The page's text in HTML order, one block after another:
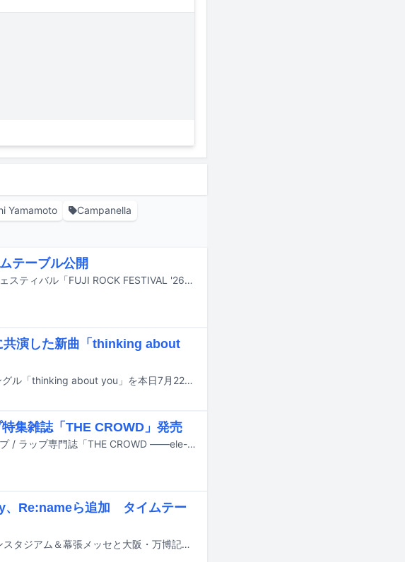
Yamamoto
Campanella
テーブル公開
7月24日から26日まで新潟・苗場スキー場で行われる野外フェスティバル「FUJI ROCK FESTIVAL '26」より、Amazon Musicアプリ、Prime Video、Twitchでライブ配信されるアーティストとタイムテーブルがフェスの公式サイトにて公開された。
共演した新曲「thinking about
Daichi YamamotoがKID FRESINOを客演に迎えたニューシングル「thinking about you」を本日7月22日に配信リリースした。
集雑誌「THE CROWD」発売
音楽ライターの二木信が監修および編集を務めるヒップホップ / ラップ専門誌「THE CROWD ——ele-king presents HIP HOP JAPAN」が7月31日にP-VINEより発売される。
、Re:nameら追加 タイムテー
8月14日から16日までの3日間にわたり、千葉・ZOZOマリンスタジアム＆幕張メッセと大阪・万博記念公園で行われる音楽フェスティバル「SUMMER SONIC 2026」の追加出演アーティストが発表された。